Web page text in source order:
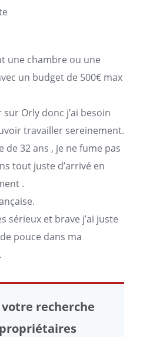
une chambre ou une
un budget de 500€ max
Orly donc j’ai besoin
travailler sereinement.
de 32 ans , je ne fume pas
tout juste d’arrivé en
.
sérieux et brave j’ai juste
pouce dans ma
recherche